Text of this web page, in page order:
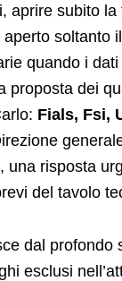
aprire subito
soltanto
quando i
proposta dei
Fials, Fsi,
una risposta
del tavolo
dal profondo
esclusi